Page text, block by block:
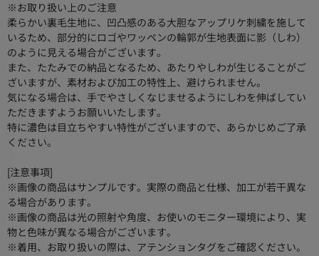
※お取り扱い上のご注意
柔らかい裏毛生地に、凹凸感のある大胆なアップリケ刺繍を施して
いるため、部分的にロゴやワッペンの輪郭が生地表面に影（しわ）
のように見える場合がございます。
また、たたみでの納品となるため、あたりやしわが生じることがご
ざいますが、素材および加工の特性上、避けられません。
気になる場合は、手でやさしくなじませるようにしわを伸ばしてい
ただきますようお願いいたします。
特に濃色は目立ちやすい特性がございますので、あらかじめご了承
ください。
[注意事項]
※画像の商品はサンプルです。実際の商品と仕様、加工が若干異な
る場合があります。
※画像の商品は光の照射や角度、お使いのモニター環境により、実
物と色味が異なる場合がございます。
※着用、お取り扱いの際は、アテンションタグをご確認ください。